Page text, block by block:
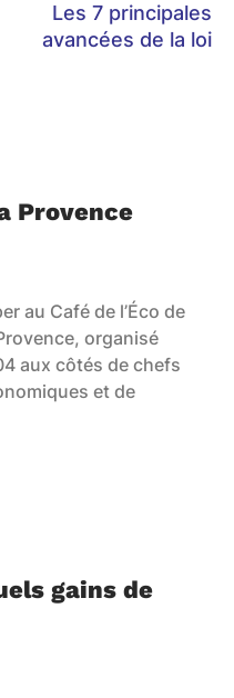
Les 7 principales
avancées de la loi
Provence
au Café de l’Éco de
organisé
aux côtés de chefs
et de
gains de